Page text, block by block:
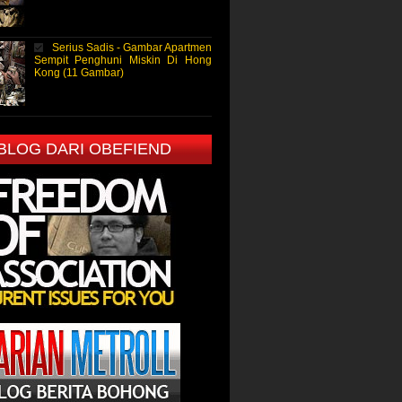
Serius Sadis - Gambar Apartmen
Sempit Penghuni Miskin Di Hong
Kong (11 Gambar)
DARI OBEFIEND